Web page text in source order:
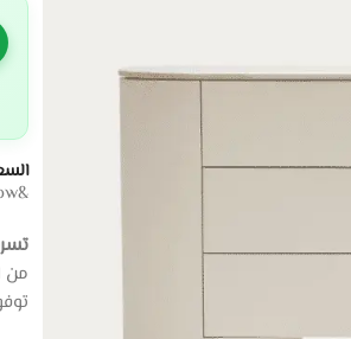
&amp;amp;lt;div class=”flex max-w-full flex-col flex-grow”>
من